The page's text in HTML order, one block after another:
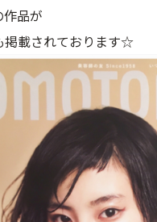
作品が
掲載されております☆